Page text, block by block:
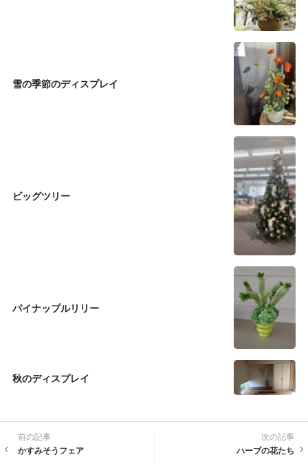
雪の季節のディスプレイ
ビッグツリー
パイナップルリリー
秋のディスプレイ
前の記事
かすみそうフェア
次の記事
ハーブの花たち